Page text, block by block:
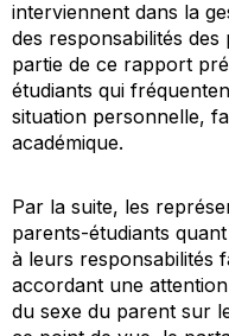
interviennent dans la
des responsabilités
partie de ce rapport
étudiants qui
situation personnelle,
académique.
Par la suite, les
parents-étudiants
à leurs responsabilités
accordant une
du sexe du parent sur